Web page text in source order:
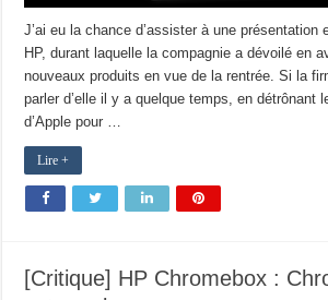
J’ai eu la chance d’assister à une présentation
HP, durant laquelle la compagnie a dévoilé en
nouveaux produits en vue de la rentrée. Si la
parler d’elle il y a quelque temps, en détrônant
d’Apple pour …
Lire +
[Critique] HP Chromebox :